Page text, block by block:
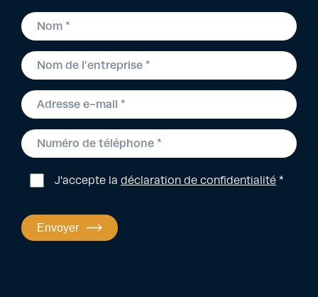
J'accepte la déclaration de confidentialité *
Envoyer